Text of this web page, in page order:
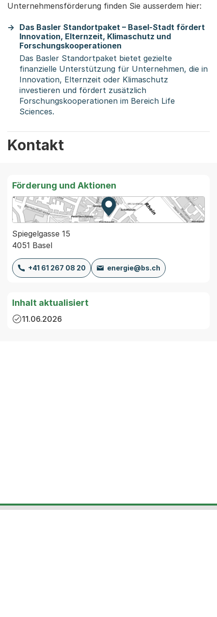
Unternehmensförderung finden Sie ausserdem hier:
Das Basler Standortpaket – Basel-Stadt fördert
Innovation, Elternzeit, Klimaschutz und
Forschungskooperationen
Das Basler Standortpaket bietet gezielte
finanzielle Unterstützung für Unternehmen, die in
Innovation, Elternzeit oder Klimaschutz
investieren und fördert zusätzlich
Forschungskooperationen im Bereich Life
Sciences.
Kontakt
Förderung und Aktionen
Zur Karte von MapBS.
Externer Link, wird in einem
Spiegelgasse 15
4051 Basel
+41 61 267 08 20 energie@bs.ch
Inhalt aktualisiert
11.06.2026